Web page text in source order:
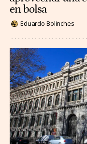
en bolsa
Eduardo Bolinches